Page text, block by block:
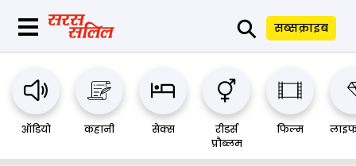
⚲ सब्सक्राइब
ऑडियो कहानी सेक्स
रीडर्स
प्रौब्लम
फिल्म